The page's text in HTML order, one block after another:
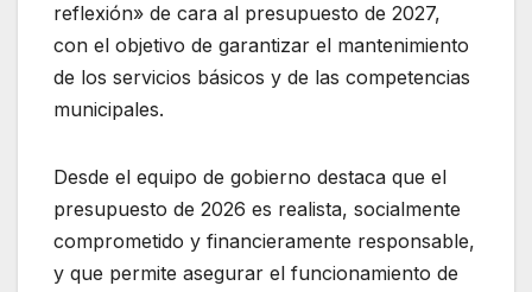
reflexión» de cara al presupuesto de 2027,
con el objetivo de garantizar el mantenimiento
de los servicios básicos y de las competencias
municipales.
Desde el equipo de gobierno destaca que el
presupuesto de 2026 es realista, socialmente
comprometido y financieramente responsable,
y que permite asegurar el funcionamiento de